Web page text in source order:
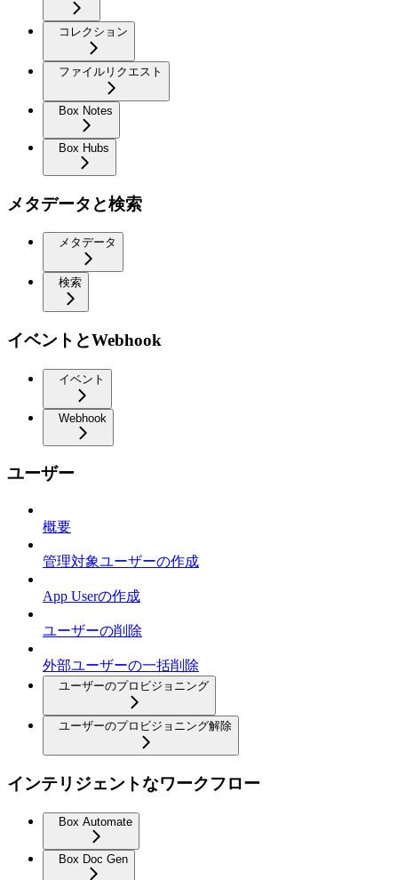
コレクション
ファイルリクエスト
Box Notes
Box Hubs
メタデータと検索
メタデータ
検索
イベントとWebhook
イベント
Webhook
ユーザー
概要
管理対象ユーザーの作成
App Userの作成
ユーザーの削除
外部ユーザーの一括削除
ユーザーのプロビジョニング
ユーザーのプロビジョニング解除
インテリジェントなワークフロー
Box Automate
Box Doc Gen